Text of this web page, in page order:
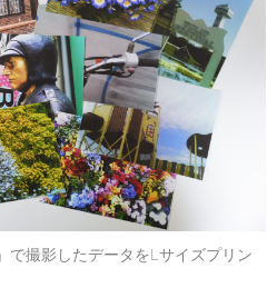
で撮影したデータをLサイズプリン